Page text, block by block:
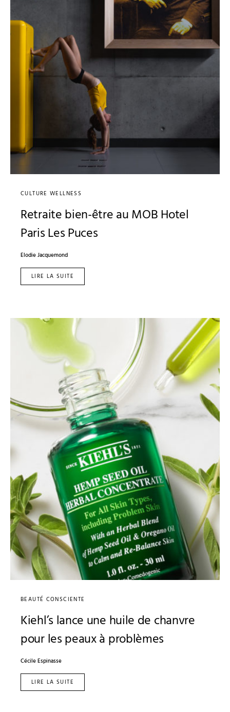
CULTURE WELLNESS
Retraite bien-être au MOB Hotel
Paris Les Puces
Elodie Jacquemond
LIRE LA SUITE
BEAUTÉ CONSCIENTE
Kiehl’s lance une huile de chanvre
pour les peaux à problèmes
Cécile Espinasse
LIRE LA SUITE